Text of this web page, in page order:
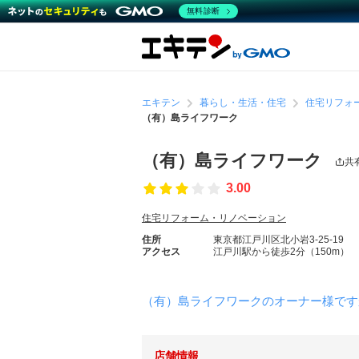
エキテン 暮らし・生活・住宅
住宅リフォ
（有）島ライフワーク
（有）島ライフワーク 共
3.00
住宅リフォーム・リノベーション
住所
東京都江戸川区北小岩3-25-19
アクセス
江戸川駅から徒歩2分（150m）
（有）島ライフワークのオーナー様で
店舗情報
無料診断